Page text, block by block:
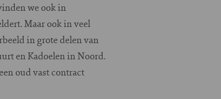
we ook in
Maar ook in veel
in grote delen van
en Kadoelen in Noord.
oud vast contract